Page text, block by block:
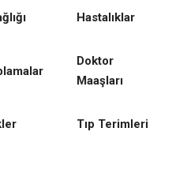
Hastalıklar
Doktor
Maaşları
Tıp Terimleri